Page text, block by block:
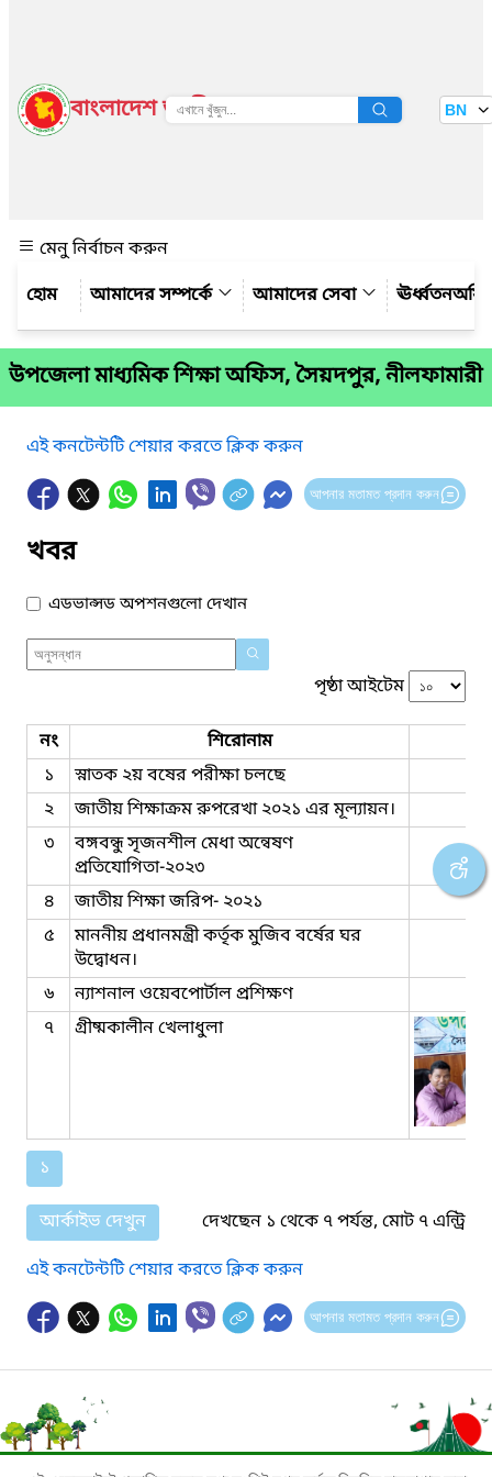
বাংলাদেশ জাতীয় তথ্য বাতায়ন BN
মেনু নির্বাচন করুন
আমাদের সম্পর্কে
আমাদের সেবা
উপজেলা মাধ্যমিক শিক্ষা অফিস, সৈয়দপুর, নীলফামারী
এই কনটেন্টটি শেয়ার করতে ক্লিক করুন
আপনার মতামত প্রদান করুন
খবর
এডভান্সড অপশনগুলো দেখান
পৃষ্ঠা আইটেম
নং শিরোনাম
১
স্নাতক ২য় বষের পরীক্ষা চলছে
২
জাতীয় শিক্ষাক্রম রুপরেখা ২০২১ এর মূল্যায়ন।
৩
বঙ্গবন্ধু সৃজনশীল মেধা অন্বেষণ
প্রতিযোগিতা-২০২৩
৪
জাতীয় শিক্ষা জরিপ- ২০২১
৫
মাননীয় প্রধানমন্ত্রী কর্তৃক মুজিব বর্ষের ঘর
উদ্বোধন।
৬
ন্যাশনাল ওয়েবপোর্টাল প্রশিক্ষণ
৭
গ্রীষ্মকালীন খেলাধুলা
১
আর্কাইভ দেখুন
দেখছেন ১ থেকে ৭ পর্যন্ত, মোট ৭ এন্ট্রি
এই কনটেন্টটি শেয়ার করতে ক্লিক করুন
আপনার মতামত প্রদান করুন